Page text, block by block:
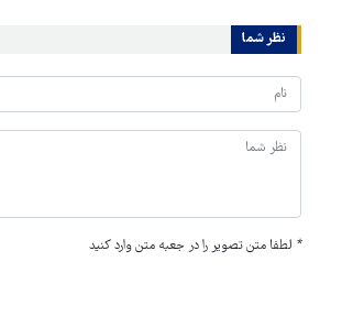
نظر شما
* لطفا متن تصویر را در جعبه متن وارد کنید